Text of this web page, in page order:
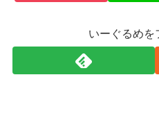
いーぐるめを